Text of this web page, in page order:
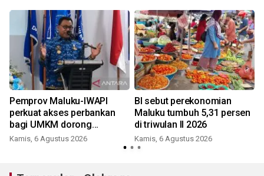
Pemprov Maluku-IWAPI
perkuat akses perbankan
bagi UMKM dorong
pertumbuhan ekonomi
Kamis, 6 Agustus 2026
BI sebut perekonomian
Maluku tumbuh 5,31 persen
di triwulan II 2026
Kamis, 6 Agustus 2026